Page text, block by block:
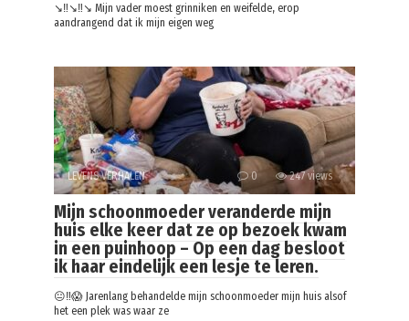
↘️‼️↘️‼️↘️ Mijn vader moest grinniken en weifelde, erop
aandrangend dat ik mijn eigen weg
LEVENS VERHALEN 0 247 views
Mijn schoonmoeder veranderde mijn
huis elke keer dat ze op bezoek kwam
in een puinhoop – Op een dag besloot
ik haar eindelijk een lesje te leren.
😐‼️😱 Jarenlang behandelde mijn schoonmoeder mijn huis alsof
het een plek was waar ze